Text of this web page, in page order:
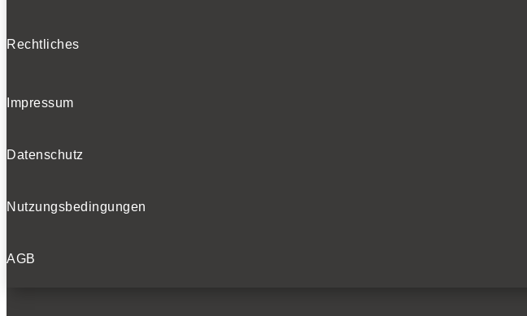
Rechtliches
Impressum
Datenschutz
Nutzungsbedingungen
AGB